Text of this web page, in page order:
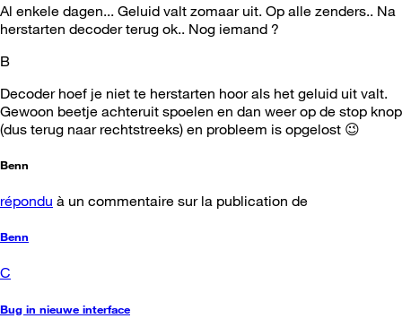
Al enkele dagen... Geluid valt zomaar uit. Op alle zenders.. Na
herstarten decoder terug ok.. Nog iemand ?
B
Decoder hoef je niet te herstarten hoor als het geluid uit valt.
Gewoon beetje achteruit spoelen en dan weer op de stop knop
(dus terug naar rechtstreeks) en probleem is opgelost 😉
Benn
répondu à un commentaire sur la publication de
Benn
C
Bug in nieuwe interface